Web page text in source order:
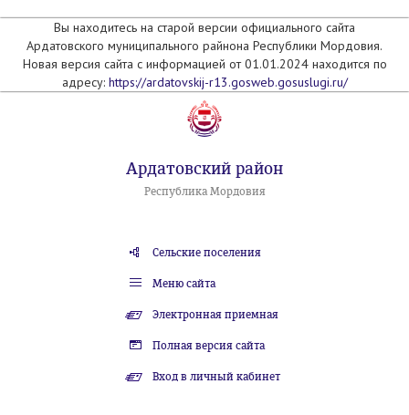
Вы находитесь на старой версии официального сайта
Ардатовского муниципального райнона Республики Мордовия.
Новая версия сайта с информацией от 01.01.2024 находится по
адресу: https://ardatovskij-r13.gosweb.gosuslugi.ru/
Ардатовский район
Республика Мордовия
Сельские поселения
Меню сайта
Электронная приемная
Полная версия сайта
Вход в личный кабинет